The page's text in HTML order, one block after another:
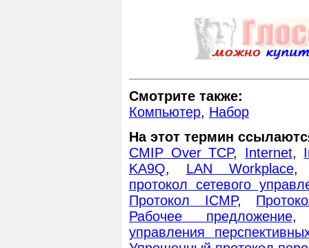
Смотрите также:
Компьютер, Набор
На этот термин
CMIP Over TCP, Internet,
KA9Q, LAN Workplace
протокол сетевого
Протокол ICMP,
Рабочее предложение
управления